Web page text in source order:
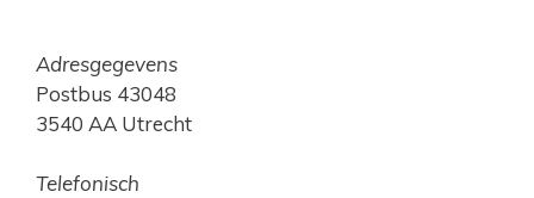
Adresgegevens
Postbus 43048
3540 AA Utrecht
Telefonisch